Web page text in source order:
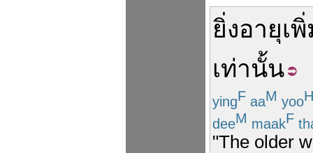
ยิ่งอายุเ
เท่านั้น
yingF aaM yooH
deeM maakF
"The older